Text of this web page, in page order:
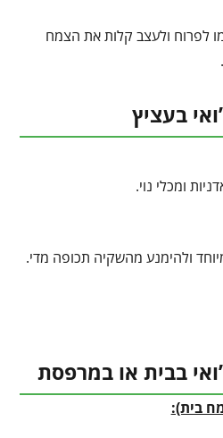
לפרוח ולעצב קלות את הצמח
בעציץ
ומכלי נוי.
ולהימנע מהשקיה תכופה מדי.
בבית או במרפסת
בית):